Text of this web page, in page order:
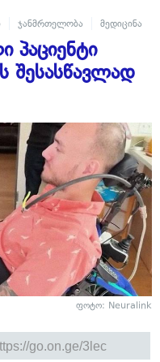
ჯანმრთელობა მედიცინა
პაციენტი
შესასწავლად
ფოტო: Neuralink